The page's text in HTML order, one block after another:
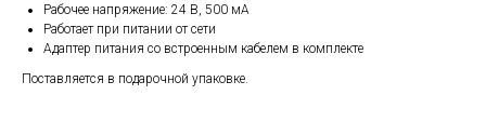
Рабочее напряжение: 24 В, 500 мА
Работает при питании от сети
Адаптер питания со встроенным кабелем в комплекте
Поставляется в подарочной упаковке.